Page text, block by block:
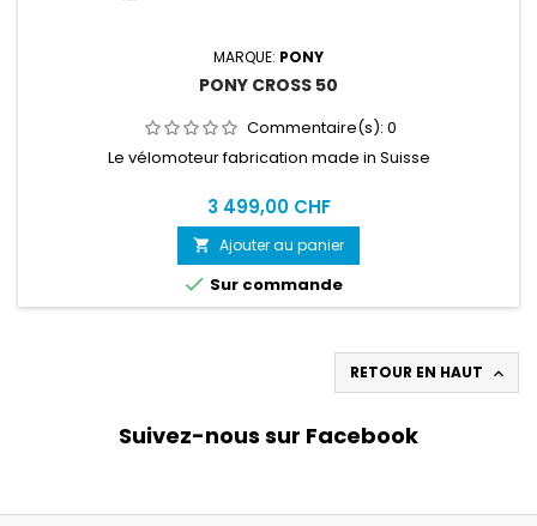
MARQUE: PONY
PONY CROSS 50
Commentaire(s): 0
Le vélomoteur fabrication made in Suisse
3 499,00 CHF
 Ajouter au panier
 Sur commande
RETOUR EN HAUT 
Suivez-nous sur Facebook